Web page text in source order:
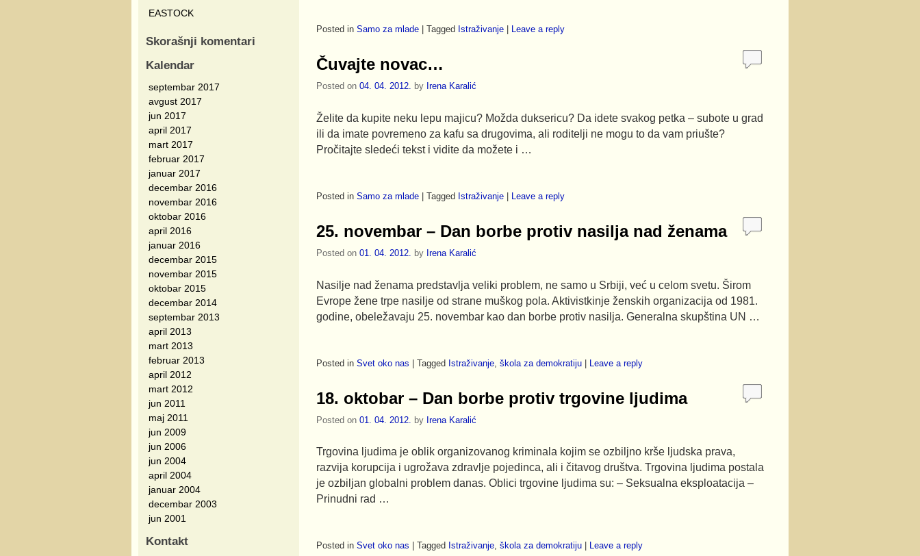
EASTOCK
Skorašnji komentari
Kalendar
septembar 2017
avgust 2017
jun 2017
april 2017
mart 2017
februar 2017
januar 2017
decembar 2016
novembar 2016
oktobar 2016
april 2016
januar 2016
decembar 2015
novembar 2015
oktobar 2015
decembar 2014
septembar 2013
april 2013
mart 2013
februar 2013
april 2012
mart 2012
jun 2011
maj 2011
jun 2009
jun 2006
jun 2004
april 2004
januar 2004
decembar 2003
jun 2001
Kontakt
Posted in Samo za mlade Tagged Istraživanje Leave a reply
Čuvajte novac…
Posted on 04. 04. 2012. by Irena Karalić
Želite da kupite neku lepu majicu? Možda duksericu? Da idete svakog petka – subote u grad
ili da imate povremeno za kafu sa drugovima, ali roditelji ne mogu to da vam priušte?
Pročitajte sledeći tekst i vidite da možete i …
Posted in Samo za mlade Tagged Istraživanje Leave a reply
25. novembar – Dan borbe protiv nasilja nad ženama
Posted on 01. 04. 2012. by Irena Karalić
Nasilje nad ženama predstavlja veliki problem, ne samo u Srbiji, već u celom svetu. Širom
Evrope žene trpe nasilje od strane muškog pola. Aktivistkinje ženskih organizacija od 1981.
godine, obeležavaju 25. novembar kao dan borbe protiv nasilja. Generalna skupština UN …
Posted in Svet oko nas | Tagged Istraživanje škola za demokratiju | Leave a reply
18. oktobar – Dan borbe protiv trgovine ljudima
Posted on 01. 04. 2012. by Irena Karalić
Trgovina ljudima je oblik organizovanog kriminala kojim se ozbiljno krše ljudska prava,
razvija korupcija i ugrožava zdravlje pojedinca, ali i čitavog društva. Trgovina ljudima postala
je ozbiljan globalni problem danas. Oblici trgovine ljudima su: – Seksualna eksploatacija –
Prinudni rad …
Posted in Svet oko nas Tagged Istraživanje, škola za demokratiju Leave a reply